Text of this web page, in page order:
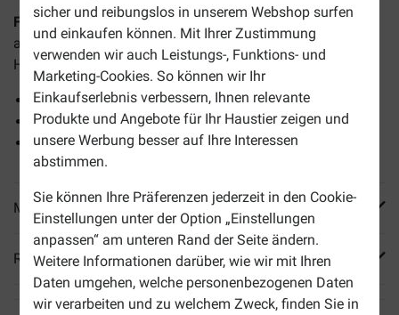
sicher und reibungslos in unserem Webshop surfen
und einkaufen können. Mit Ihrer Zustimmung
verwenden wir auch Leistungs-, Funktions- und
Marketing-Cookies. So können wir Ihr
Einkaufserlebnis verbessern, Ihnen relevante
Produkte und Angebote für Ihr Haustier zeigen und
unsere Werbung besser auf Ihre Interessen
abstimmen.
Sie können Ihre Präferenzen jederzeit in den Cookie-
Einstellungen unter der Option „Einstellungen
anpassen“ am unteren Rand der Seite ändern.
Weitere Informationen darüber, wie wir mit Ihren
Daten umgehen, welche personenbezogenen Daten
wir verarbeiten und zu welchem Zweck, finden Sie in
Farm Food Rawhide Dental Roll Größe List eine Kaurolle
aus getrocknetem subkutanen Bindegewebe und für große
Hunderassen geeignet.
ca. 20 cm lang
Natürliches, unbehandeltes Produkt aus Bindegewebe
Reinigt das Gebiss beim Kauen
Mehr Produktinfos
Reviews